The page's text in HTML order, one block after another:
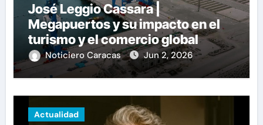
José Leggio Cassara |
Megapuertos y su impacto en el
turismo y el comercio global
Noticiero Caracas Jun 2, 2026
Actualidad